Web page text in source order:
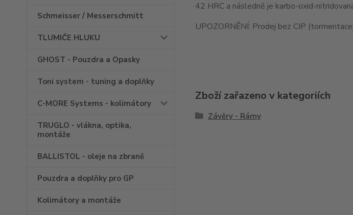
Schmeisser / Messerschmitt
TLUMIČE HLUKU
GHOST - Pouzdra a Opasky
Toni system - tuning a doplňky
C-MORE Systems - kolimátory
TRUGLO - vlákna, optika,
montáže
BALLISTOL - oleje na zbraně
Pouzdra a doplňky pro GP
Kolimátory a montáže
42 HRC a následně je karbo-oxid-
UPOZORNĚNÍ: Prodej bez CIP
Zboží zařazeno v kategoriích
Závěry - Rámy